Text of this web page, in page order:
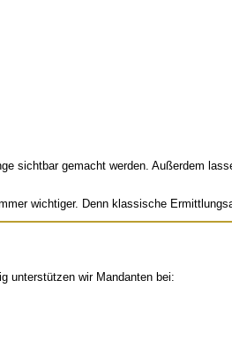
sichtbar gemacht werden. Außerdem
wichtiger. Denn klassische
unterstützen wir Mandanten bei: